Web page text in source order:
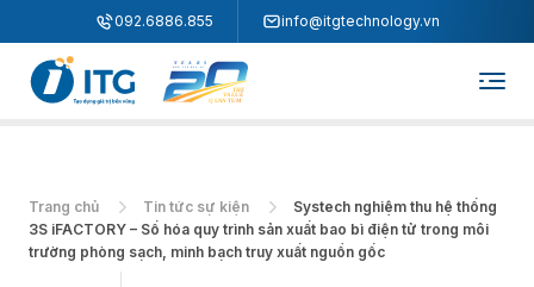
092.6886.855 info@itgtechnology.vn
Trang chủ Tin tức sự kiện
Systech nghiệm thu hệ thống
3S iFACTORY – Số hóa quy trình sản xuất bao bì điện tử trong môi
trường phòng sạch, minh bạch truy xuất nguồn gốc